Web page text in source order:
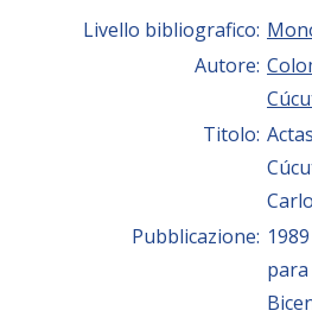
Livello bibliografico:
Autore:
Titolo:
Pubblicazione: